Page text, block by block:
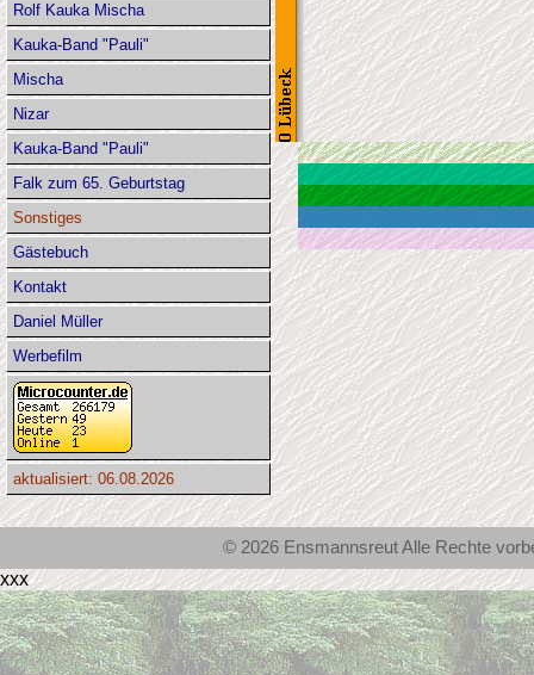
Rolf Kauka Mischa
Kauka-Band "Pauli"
Mischa
Nizar
Kauka-Band "Pauli"
Falk zum 65. Geburtstag
Sonstiges
Gästebuch
Kontakt
Daniel Müller
Werbefilm
aktualisiert: 06.08.2026
© 2026 Ensmannsreut Alle Rechte
xxx